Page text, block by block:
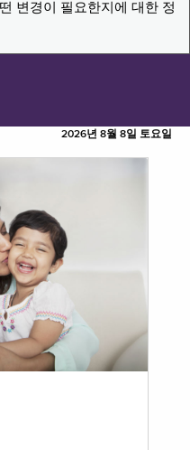
변경이 필요한지에 대한 정
2026년 8월 8일 토요일